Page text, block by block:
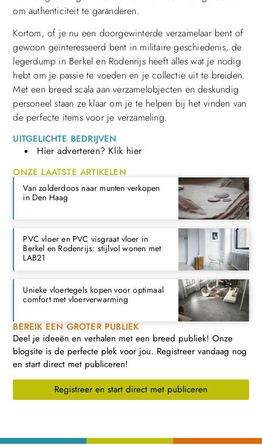
om authenticiteit te garanderen.
Kortom, of je nu een doorgewinterde verzamelaar bent of
gewoon geïnteresseerd bent in militaire geschiedenis, de
legerdump in Berkel en Rodenrijs heeft alles wat je nodig
hebt om je passie te voeden en je collectie uit te breiden.
Met een breed scala aan verzamelobjecten en deskundig
personeel staan ze klaar om je te helpen bij het vinden van
de perfecte items voor je verzameling.
UITGELICHTE BEDRIJVEN
Hier adverteren? Klik hier
ONZE LAATSTE ARTIKELEN
Van zolderdoos naar munten verkopen
in Den Haag
PVC vloer en PVC visgraat vloer in
Berkel en Rodenrijs: stijlvol wonen met
LAB21
Unieke vloertegels kopen voor optimaal
comfort met vloerverwarming
BEREIK EEN GROTER PUBLIEK
Deel je ideeën en verhalen met een breed publiek! Onze
blogsite is de perfecte plek voor jou. Registreer vandaag nog
en start direct met publiceren!
Registreer en start direct met publiceren